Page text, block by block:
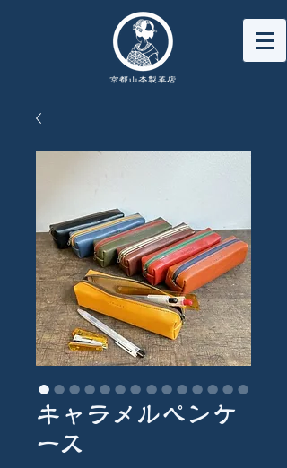
キャラメルペンケ
ース